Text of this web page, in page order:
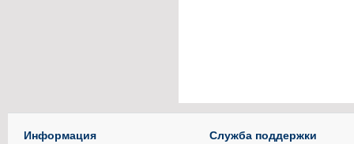
Информация Служба поддержки